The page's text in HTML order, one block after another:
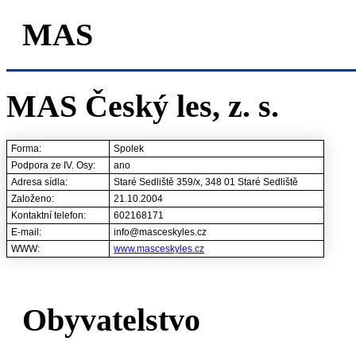
MAS
MAS Český les, z. s.
Forma:
Spolek
Podpora ze IV. Osy:
ano
Adresa sídla:
Staré Sedliště 359/x, 348 01 Staré Sedliště
Založeno:
21.10.2004
Kontaktní telefon:
602168171
E-mail:
info@masceskyles.cz
WWW:
www.masceskyles.cz
Obyvatelstvo